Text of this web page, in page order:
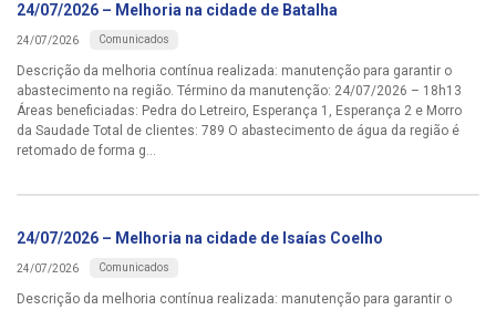
24/07/2026 – Melhoria na cidade de Batalha
24/07/2026 Comunicados
Descrição da melhoria contínua realizada: manutenção para garantir o
abastecimento na região. Término da manutenção: 24/07/2026 – 18h13
Áreas beneficiadas: Pedra do Letreiro, Esperança 1, Esperança 2 e Morro
da Saudade Total de clientes: 789 O abastecimento de água da região é
retomado de forma g...
24/07/2026 – Melhoria na cidade de Isaías Coelho
24/07/2026 Comunicados
Descrição da melhoria contínua realizada: manutenção para garantir o